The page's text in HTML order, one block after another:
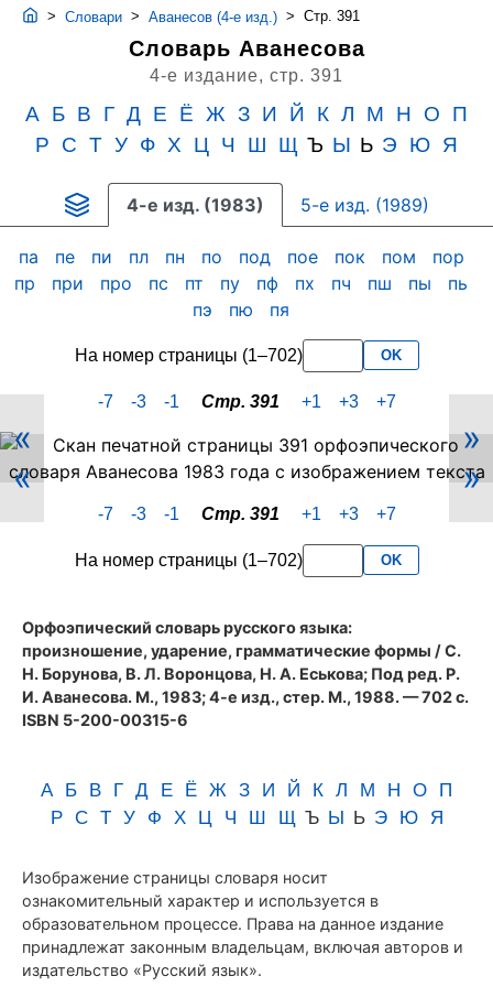
> Словари > Аванесов (4-е изд.) > Стр. 391
Словарь Аванесова
4-е издание, стр. 391
А Б В Г Д Е Ё Ж З И Й К Л М Н О
П
Р
С Т У Ф Х Ц Ч Ш Щ Ъ Ы Ь Э Ю Я
4-е изд. (1983) 5-е изд. (1989)
па пе пи пл пн по под пое пок пом
пор
пр
при про пс пт пу пф пх пч пш пы
пь
пэ
пю пя
На номер страницы (1–702) OK
-7 -3 -1 Стр. 391 +1 +3 +7
Скан
PDF-
страницы
391
Аванесова
«
»
«
»
-7 -3 -1 Стр. 391 +1 +3 +7
На номер страницы (1–702) OK
Орфоэпический словарь русского языка:
произношение, ударение, грамматические формы / С.
Н. Борунова, В. Л. Воронцова, Н. А. Еськова; Под ред. Р.
И. Аванесова. М., 1983; 4-е изд., стер. М., 1988. — 702 с.
ISBN 5-200-00315-6
А Б В Г Д Е Ё Ж З И Й К Л М Н О П
Р С Т У Ф Х Ц Ч Ш Щ Ъ Ы Ь Э Ю Я
Изображение страницы словаря носит
ознакомительный характер и используется в
образовательном процессе. Права на данное издание
принадлежат законным владельцам, включая авторов и
издательство «Русский язык».